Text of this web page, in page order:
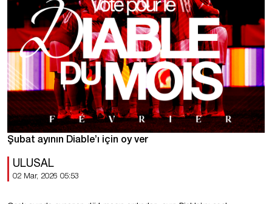
Şubat ayının Diable’ı için oy ver
ULUSAL
02 Mar, 2026 05:53